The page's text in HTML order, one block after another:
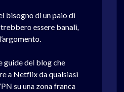
bisogno di un paio di
essere banali,
guide del blog che
a Netflix da qualsiasi
su una zona franca